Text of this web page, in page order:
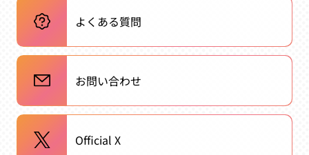
よくある質問
お問い合わせ
Official X